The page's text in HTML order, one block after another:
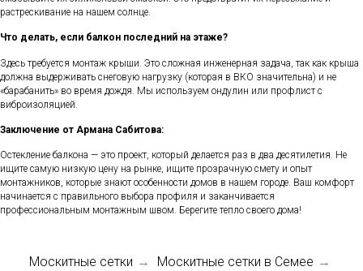
растрескивание на нашем солнце.
Что делать, если балкон последний на этаже?
Здесь требуется монтаж крыши. Это сложная инженерная задача, так как крыша
должна выдерживать снеговую нагрузку (которая в ВКО значительна) и не
«барабанить» во время дождя. Мы используем ондулин или профлист с
виброизоляцией.
Заключение от Армана Сабитова:
Остекление балкона — это проект, который делается раз в два десятилетия. Не
ищите самую низкую цену на рынке, ищите прозрачную смету и опыт
монтажников, которые знают особенности домов в нашем городе. Ваш комфорт
начинается с правильного выбора профиля и заканчивается
профессиональным монтажным швом. Берегите тепло своего дома!
Москитные сетки → Москитные сетки в Семее →